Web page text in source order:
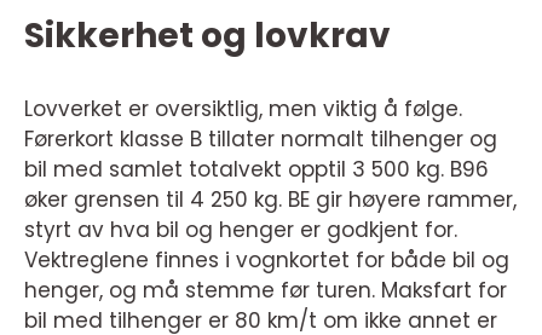
Sikkerhet og lovkrav
Lovverket er oversiktlig, men viktig å følge.
Førerkort klasse B tillater normalt tilhenger og
bil med samlet totalvekt opptil 3 500 kg. B96
øker grensen til 4 250 kg. BE gir høyere rammer,
styrt av hva bil og henger er godkjent for.
Vektreglene finnes i vognkortet for både bil og
henger, og må stemme før turen. Maksfart for
bil med tilhenger er 80 km/t om ikke annet er